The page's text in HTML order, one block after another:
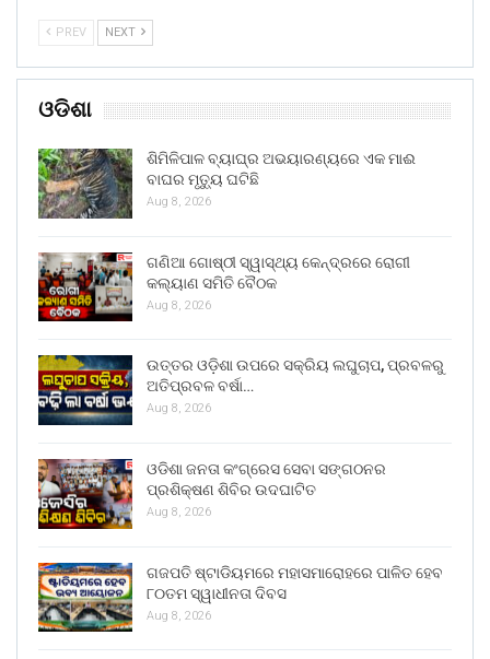
PREV NEXT
ଓଡିଶା
ଶିମିଳିପାଳ ବ୍ୟାଘ୍ର ଅଭୟାରଣ୍ୟରେ ଏକ ମାଈ
ବାଘର ମୃତ୍ୟୁ ଘଟିଛି
Aug 8, 2026
ଗଣିଆ ଗୋଷ୍ଠୀ ସ୍ୱାସ୍ଥ୍ୟ କେନ୍ଦ୍ରରେ ରୋଗୀ
କଲ୍ୟାଣ ସମିତି ବୈଠକ
Aug 8, 2026
ଉତ୍ତର ଓଡ଼ିଶା ଉପରେ ସକ୍ରିୟ ଲଘୁଚାପ, ପ୍ରବଳରୁ
ଅତିପ୍ରବଳ ବର୍ଷା…
Aug 8, 2026
ଓଡିଶା ଜନତା କଂଗ୍ରେସ ସେବା ସଙ୍ଗଠନର
ପ୍ରଶିକ୍ଷଣ ଶିବିର ଉଦଘାଟିତ
Aug 8, 2026
ଗଜପତି ଷ୍ଟାଡିୟମରେ ମହାସମାରୋହରେ ପାଳିତ ହେବ
୮୦ତମ ସ୍ୱାଧୀନତା ଦିବସ
Aug 8, 2026